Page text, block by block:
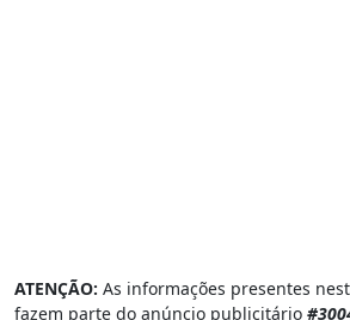
ATENÇÃO: As informações presentes
fazem parte do anúncio publicitário